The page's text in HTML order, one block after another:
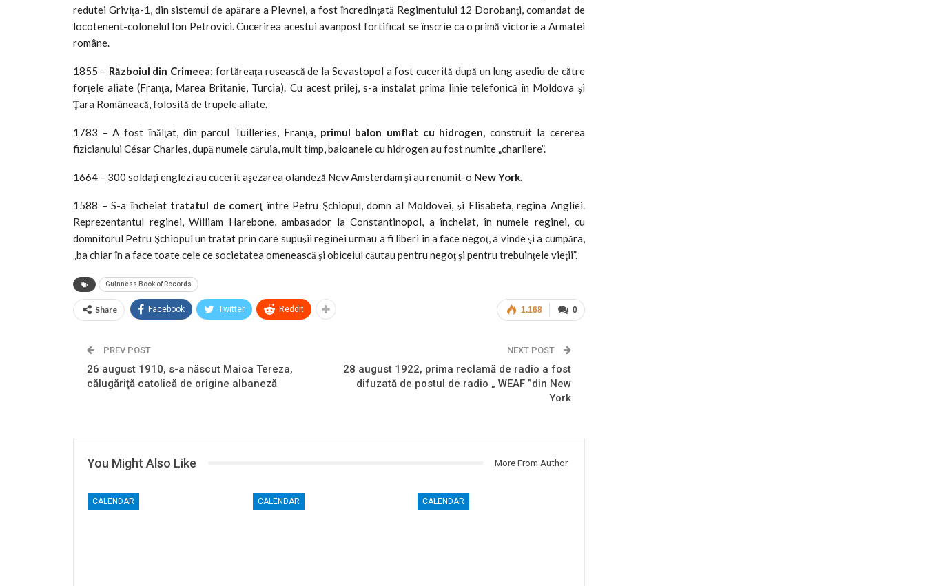
redutei Griviţa-1, din sistemul de apărare a Plevnei, a fost încredinţată Regimentului 12 Dorobanţi, comandat de
locotenent-colonelul Ion Petrovici. Cucerirea acestui avanpost fortificat se înscrie ca o primă victorie a Armatei
române.
1855 – Războiul din Crimeea: fortăreaţa rusească de la Sevastopol a fost cucerită după un lung asediu de către
forţele aliate (Franţa, Marea Britanie, Turcia). Cu acest prilej, s-a instalat prima linie telefonică în Moldova şi
Ţara Româneacă, folosită de trupele aliate.
1783 – A fost înălţat, din parcul Tuilleries, Franţa, primul balon umflat cu hidrogen, construit la cererea
fizicianului César Charles, după numele căruia, mult timp, baloanele cu hidrogen au fost numite „charliere”.
1664 – 300 soldaţi englezi au cucerit aşezarea olandeză New Amsterdam şi au renumit-o New York.
1588 – S-a încheiat tratatul de comerţ între Petru Şchiopul, domn al Moldovei, şi Elisabeta, regina Angliei.
Reprezentantul reginei, William Harebone, ambasador la Constantinopol, a încheiat, în numele reginei, cu
domnitorul Petru Şchiopul un tratat prin care supuşii reginei urmau a fi liberi în a face negoţ, a vinde şi a cumpăra,
„ba chiar în a face toate cele ce societatea omenească şi obiceiul căutau pentru negoţ şi pentru trebuinţele vieţii”.
Guinness Book of Records
0
1.168
Share Facebook Twitter ReddIt
PREV POST
26 august 1910, s-a născut Maica Tereza,
călugăriţă catolică de origine albaneză
NEXT POST
28 august 1922, prima reclamă de radio a fost
difuzată de postul de radio „ WEAF ”din New
York
You Might Also Like More From Author
CALENDAR CALENDAR CALENDAR